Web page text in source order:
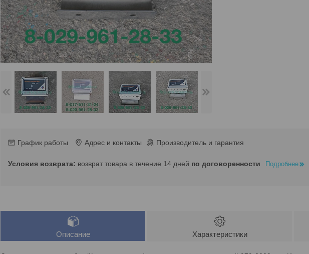
График работы Адрес и контакты Производитель и гарантия
возврат товара в течение 14 дней по договоренности Подробнее
Описание Характеристики